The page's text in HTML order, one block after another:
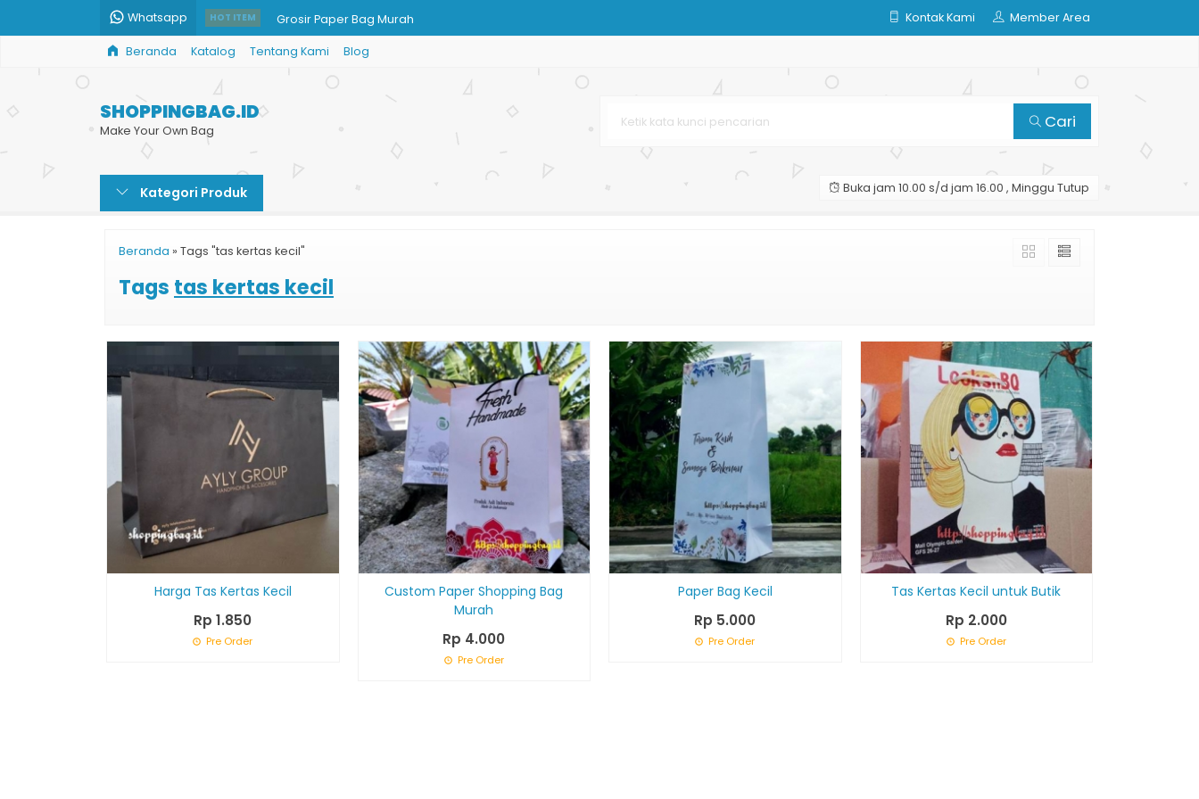
Whatsapp HOT ITEM Grosir Paper Bag Murah
Paper Bag Amplop Butik
Custom Goodie Bag Kertas
Harga Shopping Bag
Paperbag Tas Murah
Kontak Kami Member Area
Beranda Katalog Tentang Kami Blog
SHOPPINGBAG.ID
Make Your Own Bag Cari
Kategori Produk Buka jam 10.00 s/d jam 16.00 , Minggu Tutup
Beranda » Tags "tas kertas kecil"
Tags tas kertas kecil
Harga Tas Kertas Kecil
Rp 1.850
Pre Order
Custom Paper Shopping Bag
Murah
Rp 4.000
Pre Order
Paper Bag Kecil
Rp 5.000
Pre Order
Tas Kertas Kecil untuk Butik
Rp 2.000
Pre Order